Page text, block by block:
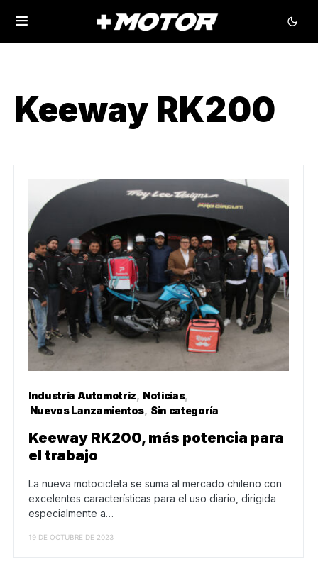
Keeway RK200
Industria Automotriz
Noticias
Nuevos Lanzamientos Sin categoría
Keeway RK200, más potencia para
el trabajo
La nueva motocicleta se suma al mercado chileno con
excelentes características para el uso diario, dirigida
especialmente a…
19 DE OCTUBRE DE 2023